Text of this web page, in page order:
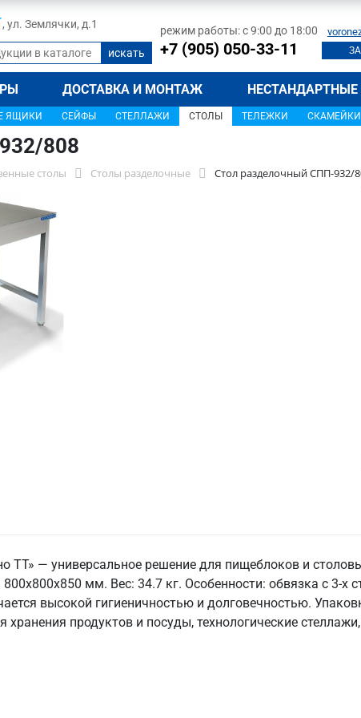
, ул. Землячки, д.1 режим работы: с 9:00 до 18:00
+7 (905) 050-33-11
ДОСТАВКА И МОНТАЖ НЕСТАНДАРТНЫЕ
ЯЩИКИ СЕЙФЫ СТЕЛЛАЖИ СТОЛЫ ТЕЛЕЖКИ СКАМЕЙКИ
808
столы Столы разделочные Стол разделочный СПП-932/
ТТ» — универсальное решение для пищеблоков и
мм. Вес: 34.7 кг. Особенности: обвязка с 3-х
высокой гигиеничностью и долговечностью.
продуктов и посуды, технологические